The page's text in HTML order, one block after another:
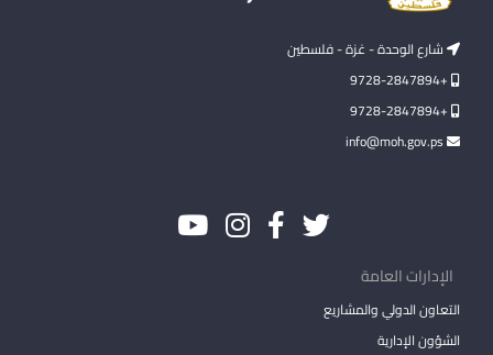
شارع الوحدة - غزة - فلسطين
+9728-2847894
+9728-2847894
الإدارات العامة
التعاون الدولي والمشاريع
الشؤون الإدارية